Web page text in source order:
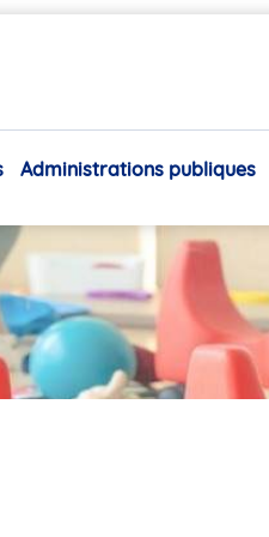
Administrations publiques